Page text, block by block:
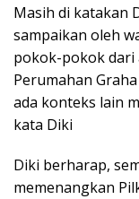
Masih di katakan
sampaikan oleh
pokok-pokok dari
Perumahan
ada konteks lain
kata Diki
Diki berharap,
memenangkan